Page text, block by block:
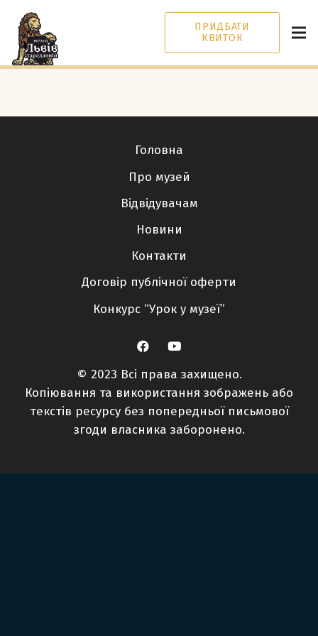
ПРИДБАТИ
КВИТОК
Головна
Про музей
Відвідувачам
Новини
Контакти
Договір публічної оферти
Конкурс “Урок у музеї”
© 2023 Всі права захищено.
Копіювання та використання зображень або
текстів ресурсу без попередньої письмової
згоди власника заборонено.